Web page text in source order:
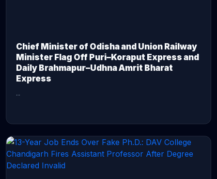
Chief Minister of Odisha and Union Railway
Minister Flag Off Puri–Koraput Express and
Daily Brahmapur–Udhna Amrit Bharat
Express
...